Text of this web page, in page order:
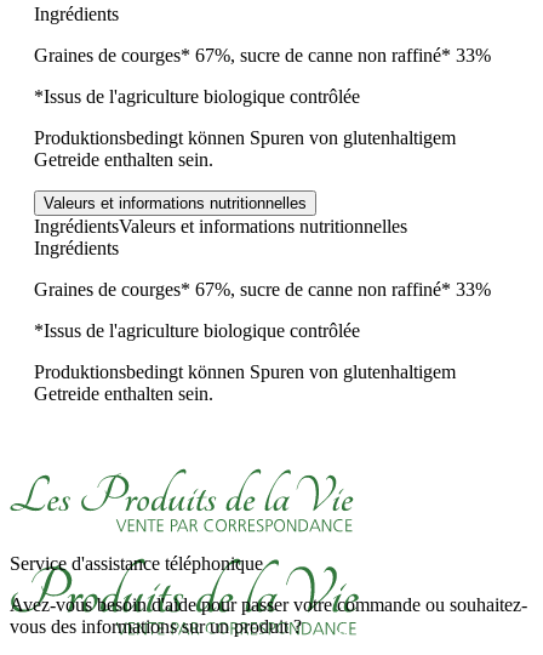
Ingrédients
Graines de courges* 67%, sucre de canne non raffiné* 33%
*Issus de l'agriculture biologique contrôlée
Produktionsbedingt können Spuren von glutenhaltigem
Getreide enthalten sein.
Valeurs et informations nutritionnelles
IngrédientsValeurs et informations nutritionnelles
Ingrédients
Graines de courges* 67%, sucre de canne non raffiné* 33%
*Issus de l'agriculture biologique contrôlée
Produktionsbedingt können Spuren von glutenhaltigem
Getreide enthalten sein.
Service d'assistance téléphonique
Avez-vous besoin d'aide pour passer votre commande ou souhaitez-
vous des informations sur un produit ?